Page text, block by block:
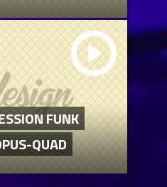
FUNK
QUAD